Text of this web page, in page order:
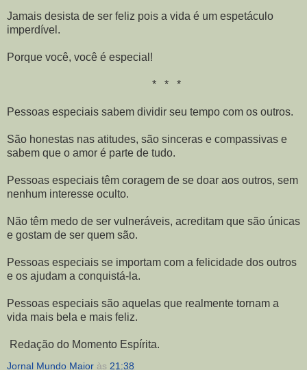
Jamais desista de ser feliz pois a vida é um espetáculo
imperdível.
Porque você, você é especial!
* * *
Pessoas especiais sabem dividir seu tempo com os outros.
São honestas nas atitudes, são sinceras e compassivas e
sabem que o amor é parte de tudo.
Pessoas especiais têm coragem de se doar aos outros, sem
nenhum interesse oculto.
Não têm medo de ser vulneráveis, acreditam que são únicas
e gostam de ser quem são.
Pessoas especiais se importam com a felicidade dos outros
e os ajudam a conquistá-la.
Pessoas especiais são aquelas que realmente tornam a
vida mais bela e mais feliz.
Redação do Momento Espírita.
Jornal Mundo Maior às 21:38